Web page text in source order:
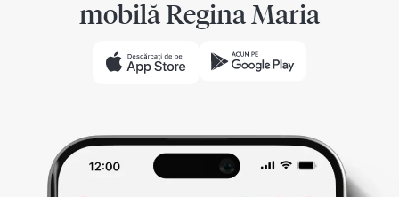
mobilă Regina Maria